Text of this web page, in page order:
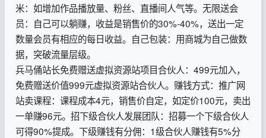
米：如增加作品播放量、粉丝、直播间人气等。无限送会
员：自己可以躺赚，收益是销售价的30%-40%，送出一定
数量会员有相应的每日收益。自己包装：用商城为自己做数
据，突破流量层级。
兵马俑站长免费赠送虚拟资源站项目合伙人：499元加入，
免费赠送价值999元虚拟资源站合伙人。赚钱方式：推广网
站卖课程：课程成本4元，销售价自定，如定价100元，卖出
一单赚96元。招下级合伙人发展团队：招募一个下级合伙人
可得90%提成。下级赚钱有分佣：1级合伙人赚钱有5%分